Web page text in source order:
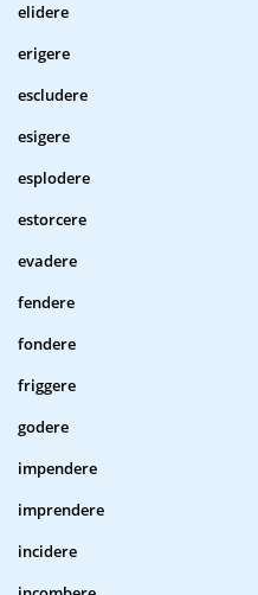
elidere
erigere
escludere
esigere
esplodere
estorcere
evadere
fendere
fondere
friggere
godere
impendere
imprendere
incidere